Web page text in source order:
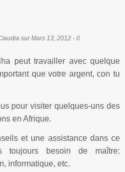
sur Mars 13, 2012 - 0
peut travailler avec quelque
que votre argent, con tu
pour visiter quelques-uns des
en Afrique.
et une assistance dans ce
toujours besoin de maître:
informatique, etc.